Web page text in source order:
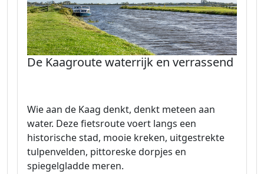
De Kaagroute waterrijk en verrassend
Wie aan de Kaag denkt, denkt meteen aan
water. Deze fietsroute voert langs een
historische stad, mooie kreken, uitgestrekte
tulpenvelden, pittoreske dorpjes en
spiegelgladde meren.